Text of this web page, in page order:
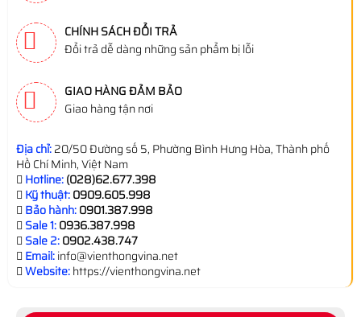
CHÍNH SÁCH ĐỔI TRẢ
Đổi trả dễ dàng những sản phẩm bị lỗi
GIAO HÀNG ĐẢM BẢO
Giao hàng tận nơi
Địa chỉ:20/50 Đường số 5, Phường Bình Hưng Hòa, Thành phố
Hồ Chí Minh, Việt Nam
Hotline:(028)62.677.398
Kỹ thuật:0909.605.998
Bảo hành:0901.387.998
Sale 1:0936.387.998
Sale 2:0902.438.747
Email:info@vienthongvina.net
Website:https://vienthongvina.net